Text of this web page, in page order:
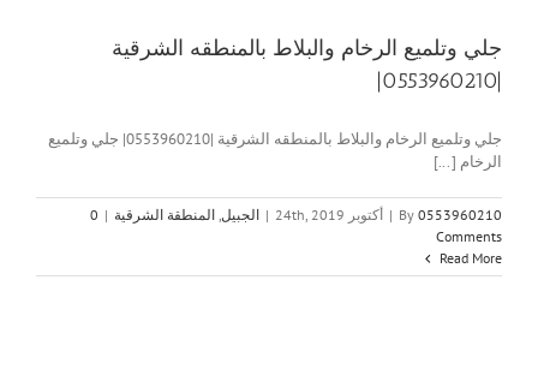
جلي وتلميع الرخام والبلاط بالمنطقه الشرقية
|0553960210|
جلي وتلميع الرخام والبلاط بالمنطقه الشرقية |0553960210| جلي وتلميع
الرخام [...]
By 0553960210
| أكتوبر 24th, 2019 | الجبيل, المنطقة الشرقية |
0
Comments
Read More